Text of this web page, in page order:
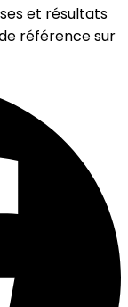
et résultats
référence sur